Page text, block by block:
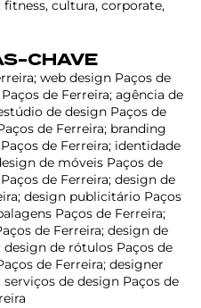
fitness, cultura, corporate,
CHAVE
web design Paços de
de Ferreira; agência de
de design Paços de
de Ferreira; branding
de Ferreira; identidade
de móveis Paços de
de Ferreira; design de
design publicitário Paços
Paços de Ferreira;
de Ferreira; design de
de rótulos Paços de
de Ferreira; designer
de design Paços de